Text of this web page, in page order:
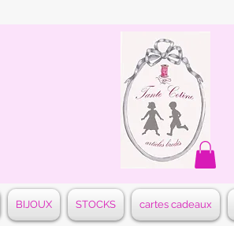
BIJOUX STOCKS cartes cadeaux